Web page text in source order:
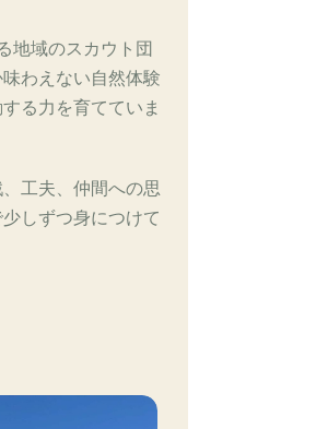
地域のスカウト団
わえない自然体験
る力を育てていま
工夫、仲間への思
しずつ身につけて